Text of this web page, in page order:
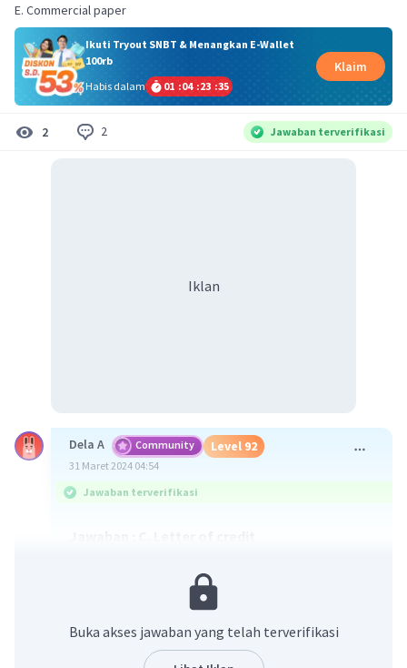
E. Commercial paper
Ikuti Tryout SNBT & Menangkan E-Wallet
100rb
Habis dalam
01 :04 :23 :34
Klaim
2 2 Jawaban terverifikasi
Iklan
Dela A Community Level 92
31 Maret 2024 04:54
Jawaban terverifikasi
Letter of Credit (L/C) merupakan salah satu cara
pembayaran internasional yang
berupa surat jaminan yang dikeluarkan oleh bank
Buka akses jawaban yang telah terverifikasi